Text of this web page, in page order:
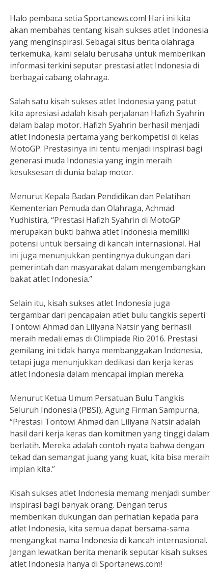
Halo pembaca setia Sportanews.com! Hari ini kita
akan membahas tentang kisah sukses atlet Indonesia
yang menginspirasi. Sebagai situs berita olahraga
terkemuka, kami selalu berusaha untuk memberikan
informasi terkini seputar prestasi atlet Indonesia di
berbagai cabang olahraga.
Salah satu kisah sukses atlet Indonesia yang patut
kita apresiasi adalah kisah perjalanan Hafizh Syahrin
dalam balap motor. Hafizh Syahrin berhasil menjadi
atlet Indonesia pertama yang berkompetisi di kelas
MotoGP. Prestasinya ini tentu menjadi inspirasi bagi
generasi muda Indonesia yang ingin meraih
kesuksesan di dunia balap motor.
Menurut Kepala Badan Pendidikan dan Pelatihan
Kementerian Pemuda dan Olahraga, Achmad
Yudhistira, “Prestasi Hafizh Syahrin di MotoGP
merupakan bukti bahwa atlet Indonesia memiliki
potensi untuk bersaing di kancah internasional. Hal
ini juga menunjukkan pentingnya dukungan dari
pemerintah dan masyarakat dalam mengembangkan
bakat atlet Indonesia.”
Selain itu, kisah sukses atlet Indonesia juga
tergambar dari pencapaian atlet bulu tangkis seperti
Tontowi Ahmad dan Liliyana Natsir yang berhasil
meraih medali emas di Olimpiade Rio 2016. Prestasi
gemilang ini tidak hanya membanggakan Indonesia,
tetapi juga menunjukkan dedikasi dan kerja keras
atlet Indonesia dalam mencapai impian mereka.
Menurut Ketua Umum Persatuan Bulu Tangkis
Seluruh Indonesia (PBSI), Agung Firman Sampurna,
“Prestasi Tontowi Ahmad dan Liliyana Natsir adalah
hasil dari kerja keras dan komitmen yang tinggi dalam
berlatih. Mereka adalah contoh nyata bahwa dengan
tekad dan semangat juang yang kuat, kita bisa meraih
impian kita.”
Kisah sukses atlet Indonesia memang menjadi sumber
inspirasi bagi banyak orang. Dengan terus
memberikan dukungan dan perhatian kepada para
atlet Indonesia, kita semua dapat bersama-sama
mengangkat nama Indonesia di kancah internasional.
Jangan lewatkan berita menarik seputar kisah sukses
atlet Indonesia hanya di Sportanews.com!